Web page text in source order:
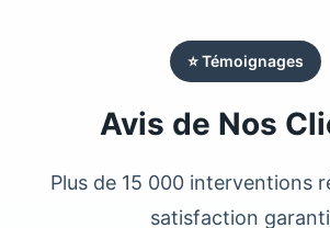
⭐ Témoignages
Avis de Nos
Plus de 15 000 interventions
satisfaction